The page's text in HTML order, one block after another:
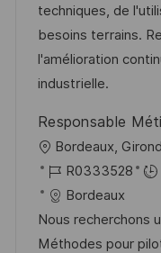
a
t
i
o
n
c
e
d
p
o
s
t
e
techniques, de
besoins terrains.
l'amélioration
industrielle.
Responsable
o
c
a
l
Bordeaux,
R
é
f
é
R0333528
Bordeaux
Nous recherchons
Méthodes pour